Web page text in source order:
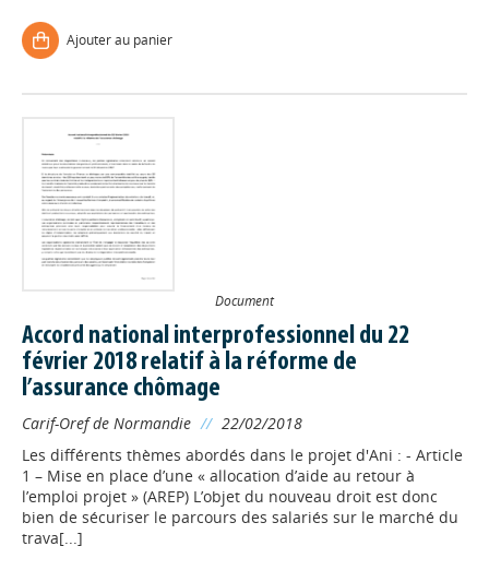
Ajouter au panier
Document
Accord national interprofessionnel du 22
février 2018 relatif à la réforme de
l’assurance chômage
Carif-Oref de Normandie // 22/02/2018
Les différents thèmes abordés dans le projet d'Ani : - Article
1 – Mise en place d’une « allocation d’aide au retour à
l’emploi projet » (AREP) L’objet du nouveau droit est donc
bien de sécuriser le parcours des salariés sur le marché du
trava[...]